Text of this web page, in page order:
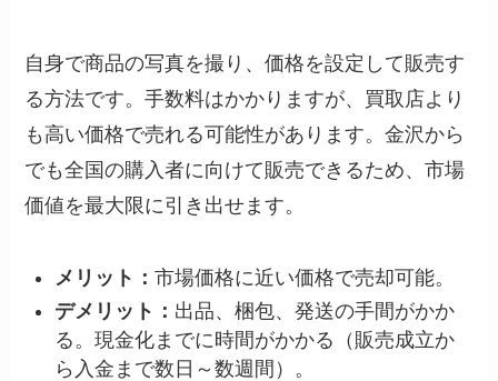
自身で商品の写真を撮り、価格を設定して販売す
る方法です。手数料はかかりますが、買取店より
も高い価格で売れる可能性があります。金沢から
でも全国の購入者に向けて販売できるため、市場
価値を最大限に引き出せます。
メリット：市場価格に近い価格で売却可能。
デメリット： 出品、梱包、発送の手間がかか
る。現金化までに時間がかかる（販売成立か
ら入金まで数日～数週間）。